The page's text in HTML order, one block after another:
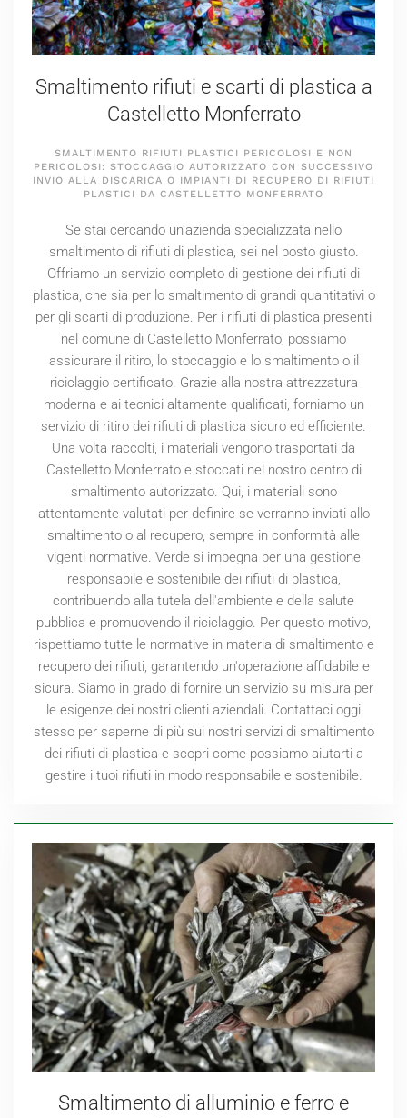
Smaltimento rifiuti e scarti di plastica a
Castelletto Monferrato
SMALTIMENTO RIFIUTI PLASTICI PERICOLOSI E NON
PERICOLOSI: STOCCAGGIO AUTORIZZATO CON SUCCESSIVO
INVIO ALLA DISCARICA O IMPIANTI DI RECUPERO DI RIFIUTI
PLASTICI DA CASTELLETTO MONFERRATO
Se stai cercando un'azienda specializzata nello
smaltimento di rifiuti di plastica, sei nel posto giusto.
Offriamo un servizio completo di gestione dei rifiuti di
plastica, che sia per lo smaltimento di grandi quantitativi o
per gli scarti di produzione. Per i rifiuti di plastica presenti
nel comune di Castelletto Monferrato, possiamo
assicurare il ritiro, lo stoccaggio e lo smaltimento o il
riciclaggio certificato. Grazie alla nostra attrezzatura
moderna e ai tecnici altamente qualificati, forniamo un
servizio di ritiro dei rifiuti di plastica sicuro ed efficiente.
Una volta raccolti, i materiali vengono trasportati da
Castelletto Monferrato e stoccati nel nostro centro di
smaltimento autorizzato. Qui, i materiali sono
attentamente valutati per definire se verranno inviati allo
smaltimento o al recupero, sempre in conformità alle
vigenti normative. Verde si impegna per una gestione
responsabile e sostenibile dei rifiuti di plastica,
contribuendo alla tutela dell'ambiente e della salute
pubblica e promuovendo il riciclaggio. Per questo motivo,
rispettiamo tutte le normative in materia di smaltimento e
recupero dei rifiuti, garantendo un'operazione affidabile e
sicura. Siamo in grado di fornire un servizio su misura per
le esigenze dei nostri clienti aziendali. Contattaci oggi
stesso per saperne di più sui nostri servizi di smaltimento
dei rifiuti di plastica e scopri come possiamo aiutarti a
gestire i tuoi rifiuti in modo responsabile e sostenibile.
Smaltimento di alluminio e ferro e